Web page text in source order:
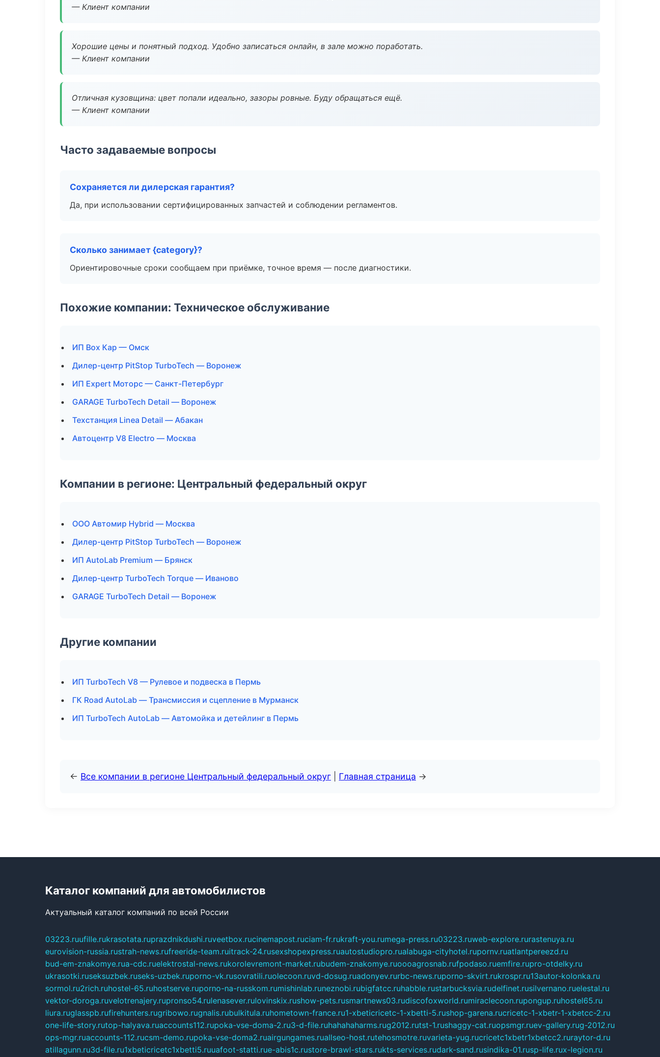
— Клиент компании
Хорошие цены и понятный подход. Удобно записаться онлайн, в зале можно поработать.
— Клиент компании
Отличная кузовщина: цвет попали идеально, зазоры ровные. Буду обращаться ещё.
— Клиент компании
Часто задаваемые вопросы
Сохраняется ли дилерская гарантия?
Да, при использовании сертифицированных запчастей и соблюдении регламентов.
Сколько занимает {category}?
Ориентировочные сроки сообщаем при приёмке, точное время — после диагностики.
Похожие компании: Техническое обслуживание
ИП Box Кар — Омск
Дилер-центр PitStop TurboTech — Воронеж
ИП Expert Моторс — Санкт-Петербург
GARAGE TurboTech Detail — Воронеж
Техстанция Linea Detail — Абакан
Автоцентр V8 Electro — Москва
Компании в регионе: Центральный федеральный округ
ООО Автомир Hybrid — Москва
Дилер-центр PitStop TurboTech — Воронеж
ИП AutoLab Premium — Брянск
Дилер-центр TurboTech Torque — Иваново
GARAGE TurboTech Detail — Воронеж
Другие компании
ИП TurboTech V8 — Рулевое и подвеска в Пермь
ГК Road AutoLab — Трансмиссия и сцепление в Мурманск
ИП TurboTech AutoLab — Автомойка и детейлинг в Пермь
← Все компании в регионе Центральный федеральный округ Главная страница →
Каталог компаний для автомобилистов
Актуальный каталог компаний по всей России
03223.ruufille.rukrasotata.ruprazdnikdushi.ruveetbox.rucinemapost.ruciam-fr.rukraft-you.rumega-press.ru03223.ruweb-explore.rurastenuya.ru
eurovision-russia.rustrah-news.rufreeride-team.ruitrack-24.rusexshopexpress.ruautostudiopro.rualabuga-cityhotel.rupornv.ruatlantpereezd.ru
bud-em-znakomye.rua-cdc.ruelektrostal-news.rukorolevremont-market.rubudem-znakomye.ruoooagrosnab.rufpodaso.ruemfire.rupro-otdelky.ru
ukrasotki.ruseksuzbek.ruseks-uzbek.ruporno-vk.rusovratili.ruolecoon.ruvd-dosug.ruadonyev.rurbc-news.ruporno-skvirt.rukrospr.ru13autor-kolonka.ru
sormol.ru2rich.ruhostel-65.ruhostserve.ruporno-na-russkom.rumishinlab.runeznobi.rubigfatcc.ruhabble.rustarbucksvia.rudelfinet.rusilvernano.ruelestal.ru
vektor-doroga.ruvelotrenajery.rupronso54.rulenasever.rulovinskix.rushow-pets.rusmartnews03.rudiscofoxworld.rumiraclecoon.rupongup.ruhostel65.ru
liura.ruglasspb.rufirehunters.rugribowo.rugnalis.rubulkitula.ruhometown-france.ru1-xbeticricetc-1-xbetti-5.rushop-garena.rucricetc-1-xbetr-1-xbetcc-2.ru
one-life-story.rutop-halyava.ruaccounts112.rupoka-vse-doma-2.ru3-d-file.ruhahahaharms.rug2012.rutst-1.rushaggy-cat.ruopsmgr.ruev-gallery.rug-2012.ru
ops-mgr.ruaccounts-112.rucsm-demo.rupoka-vse-doma2.ruairgungames.ruallseo-host.rutehosmotre.ruvarieta-yug.rucricetc1xbetr1xbetcc2.ruraytor-d.ru
atillagunn.ru3d-file.ru1xbeticricetc1xbetti5.ruuafoot-statti.rue-abis1c.rustore-brawl-stars.rukts-services.rudark-sand.rusindika-01.rusp-life.rux-legion.ru